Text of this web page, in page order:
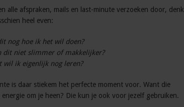
alle afspraken, mails en last-minute verzoeken door, denk
heel even:
nog hoe ik het wil doen?
dit niet slimmer of makkelijker?
wil ik eigenlijk nog leren?
is daar stiekem het perfecte moment voor. Want die
energie om je heen? Die kun je ook voor jezelf gebruiken.